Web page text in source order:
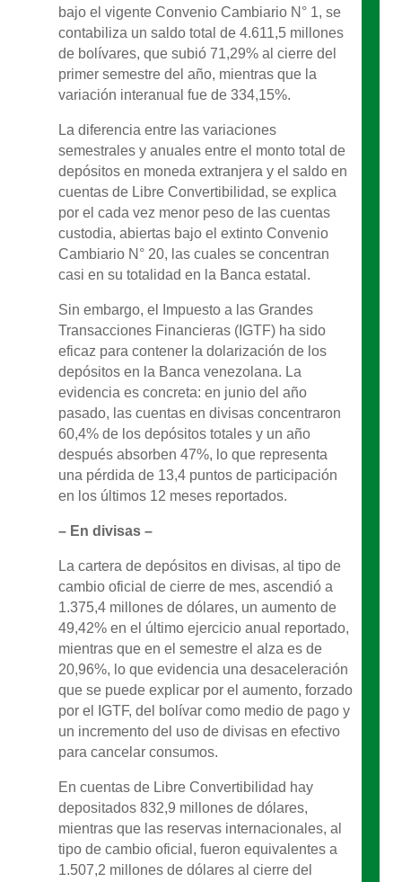
bajo el vigente Convenio Cambiario N° 1, se
contabiliza un saldo total de 4.611,5 millones
de bolívares, que subió 71,29% al cierre del
primer semestre del año, mientras que la
variación interanual fue de 334,15%.
La diferencia entre las variaciones
semestrales y anuales entre el monto total de
depósitos en moneda extranjera y el saldo en
cuentas de Libre Convertibilidad, se explica
por el cada vez menor peso de las cuentas
custodia, abiertas bajo el extinto Convenio
Cambiario N° 20, las cuales se concentran
casi en su totalidad en la Banca estatal.
Sin embargo, el Impuesto a las Grandes
Transacciones Financieras (IGTF) ha sido
eficaz para contener la dolarización de los
depósitos en la Banca venezolana. La
evidencia es concreta: en junio del año
pasado, las cuentas en divisas concentraron
60,4% de los depósitos totales y un año
después absorben 47%, lo que representa
una pérdida de 13,4 puntos de participación
en los últimos 12 meses reportados.
– En divisas –
La cartera de depósitos en divisas, al tipo de
cambio oficial de cierre de mes, ascendió a
1.375,4 millones de dólares, un aumento de
49,42% en el último ejercicio anual reportado,
mientras que en el semestre el alza es de
20,96%, lo que evidencia una desaceleración
que se puede explicar por el aumento, forzado
por el IGTF, del bolívar como medio de pago y
un incremento del uso de divisas en efectivo
para cancelar consumos.
En cuentas de Libre Convertibilidad hay
depositados 832,9 millones de dólares,
mientras que las reservas internacionales, al
tipo de cambio oficial, fueron equivalentes a
1.507,2 millones de dólares al cierre del